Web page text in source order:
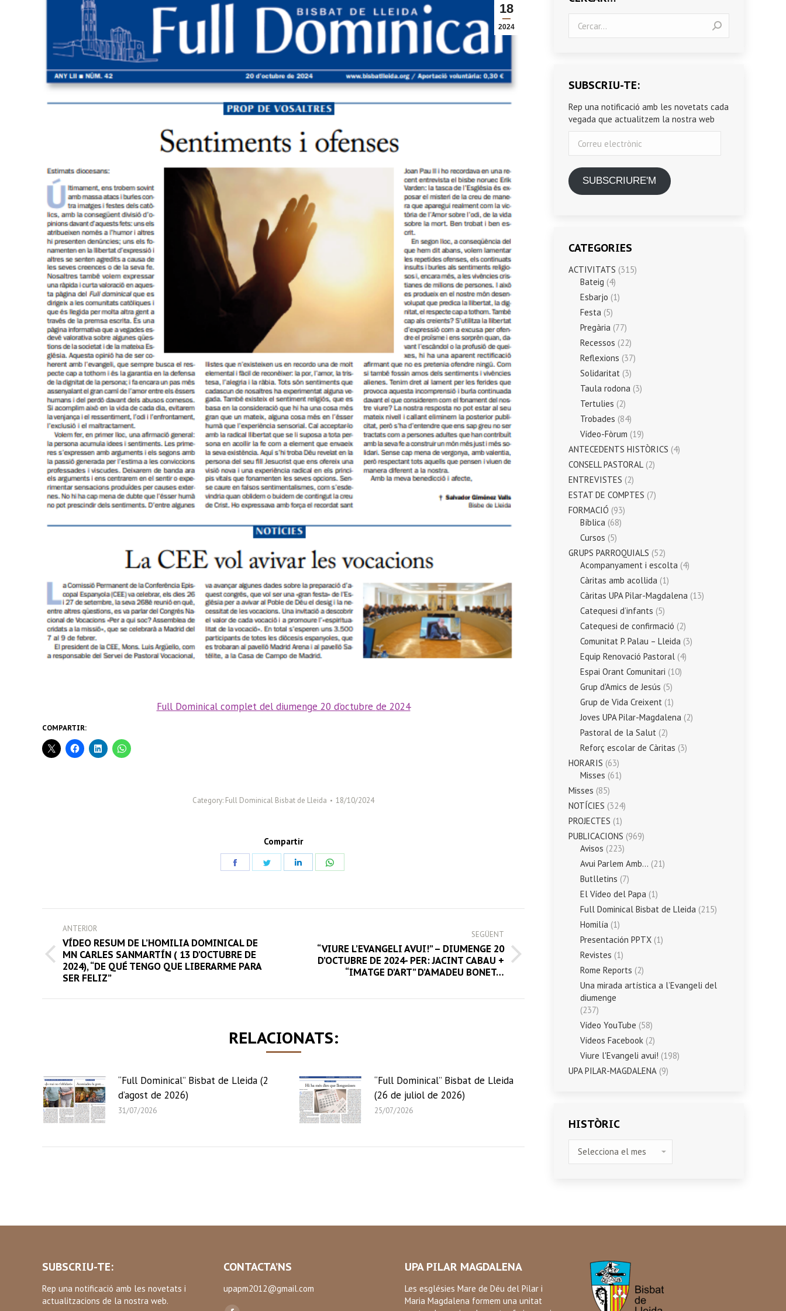
18
2024
Full Dominical complet del diumenge 20 d’octubre de 2024
COMPARTIR:
Category: Full Dominical Bisbat de Lleida 18/10/2024
Compartir
Share
Share
POST
NAVIGATION
ANTERIOR
Previous
post:
VÍDEO RESUM DE L’HOMILIA DOMINICAL DE
MN CARLES SANMARTÍN ( 13 D’OCTUBRE DE
2024), “DE QUÉ TENGO QUE LIBERARME PARA
SER FELIZ”
SEGÜENT
Next
“VIURE L’EVANGELI AVUI!” – DIUMENGE 20
D’OCTUBRE DE 2024- PER: JACINT CABAU +
“IMATGE D’ART” D’AMADEU BONET…
RELACIONATS:
“Full Dominical” Bisbat de Lleida (2
d’agost de 2026)
31/07/2026
“Full Dominical” Bisbat de Lleida
(26 de juliol de 2026)
25/07/2026
SUBSCRIU-TE:
Rep una notificació amb les novetats cada
vegada que actualitzem la nostra web
electrònic
SUBSCRIURE'M
CATEGORIES
ACTIVITATS (315)
Bateig (4)
Esbarjo (1)
Festa (5)
Pregària (77)
Recessos (22)
Reflexions (37)
Solidaritat (3)
Taula rodona (3)
Tertulies (2)
Trobades (84)
Vídeo-Fòrum (19)
ANTECEDENTS HISTÒRICS (4)
CONSELL PASTORAL (2)
ENTREVISTES (2)
ESTAT DE COMPTES (7)
FORMACIÓ (93)
Bíblica (68)
Cursos (5)
GRUPS PARROQUIALS (52)
Acompanyament i escolta (4)
Càritas amb acollida (1)
Càritas UPA Pilar-Magdalena (13)
Catequesi d’infants (5)
Catequesi de confirmació (2)
Comunitat P. Palau – Lleida (3)
Equip Renovació Pastoral (4)
Espai Orant Comunitari (10)
Grup d'Amics de Jesús (5)
Grup de Vida Creixent (1)
Joves UPA Pilar-Magdalena (2)
Pastoral de la Salut (2)
Reforç escolar de Càritas (3)
HORARIS (63)
Misses (61)
Misses (85)
NOTÍCIES (324)
PROJECTES (1)
PUBLICACIONS (969)
Avisos (223)
Avui Parlem Amb… (21)
Butlletins (7)
El Vídeo del Papa (1)
Full Dominical Bisbat de Lleida (215)
Homilía (1)
Presentación PPTX (1)
Revistes (1)
Rome Reports (2)
Una mirada artística a l’Evangeli del
diumenge
(237)
Vídeo YouTube (58)
Vídeos Facebook (2)
Viure l'Evangeli avui! (198)
UPA PILAR-MAGDALENA (9)
HISTÒRIC
SUBSCRIU-TE:
Rep una notificació amb les novetats i
actualitzacions de la nostra web.
CONTACTA’NS
upapm2012@gmail.com
UPA PILAR MAGDALENA
Les esglésies Mare de Déu del Pilar i
Maria Magdalena formem una unitat